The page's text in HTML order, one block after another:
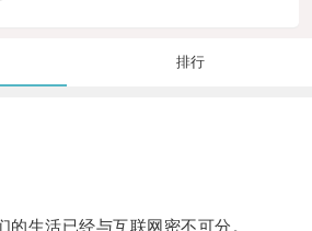
排行
生活已经与互联网密不可分。